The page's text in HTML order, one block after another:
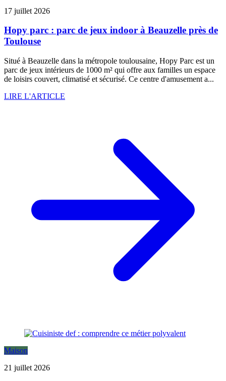
17 juillet 2026
Hopy parc : parc de jeux indoor à Beauzelle près de
Toulouse
Situé à Beauzelle dans la métropole toulousaine, Hopy Parc est un
parc de jeux intérieurs de 1000 m² qui offre aux familles un espace
de loisirs couvert, climatisé et sécurisé. Ce centre d'amusement a...
LIRE L'ARTICLE
Maison
21 juillet 2026